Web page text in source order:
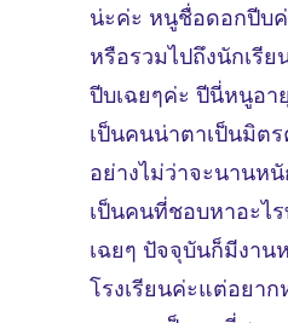
น่ะค่ะ หนูชื่อดอกปีบ
หรือรวมไปถึงนักเรีย
ปีบเฉยๆค่ะ ปีนี่หนูอา
เป็นคนน่าตาเป็นมิต
อย่างไม่ว่าจะนานห
เป็นคนที่ชอบหาอะไ
เฉยๆ ปัจจุบันก็มีงาน
โรงเรียนค่ะแต่อยาก